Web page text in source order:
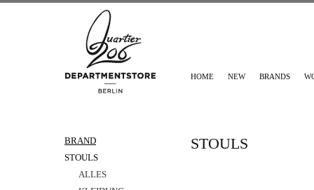
HOME NEW BRANDS
BRAND
STOULS
ALLES
STOULS